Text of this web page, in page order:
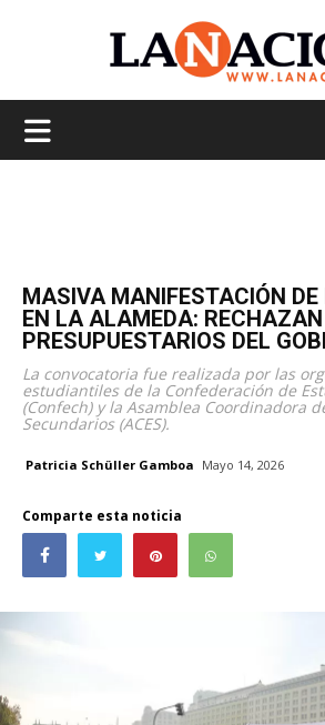
MASIVA MANIFESTACIÓN
EN LA ALAMEDA: RECHAZAN
PRESUPUESTARIOS DEL
La convocatoria fue realizada por las
estudiantiles de la Confederación de
(Confech) y la Asamblea Coordinadora
Secundarios (ACES).
Patricia Schüller Gamboa Mayo 14, 2026
Comparte esta noticia